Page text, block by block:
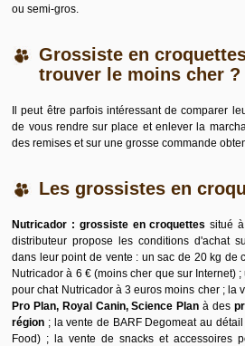
ou semi-gros.
Grossiste en
trouver le moins cher ?
Il peut être parfois intéressant de comparer
de vous rendre sur place et enlever la
des remises et sur une grosse commande
Les grossistes en
Nutricador : grossiste en croquettes situé
distributeur propose les conditions d'achat
dans leur point de vente : un sac de 20 kg de
Nutricador à 6 € (moins cher que sur Internet)
pour chat Nutricador à 3 euros moins cher ; la
Pro Plan, Royal Canin, Science Plan à des
région ; la vente de BARF Degomeat au
Food) ; la vente de snacks et accessoires